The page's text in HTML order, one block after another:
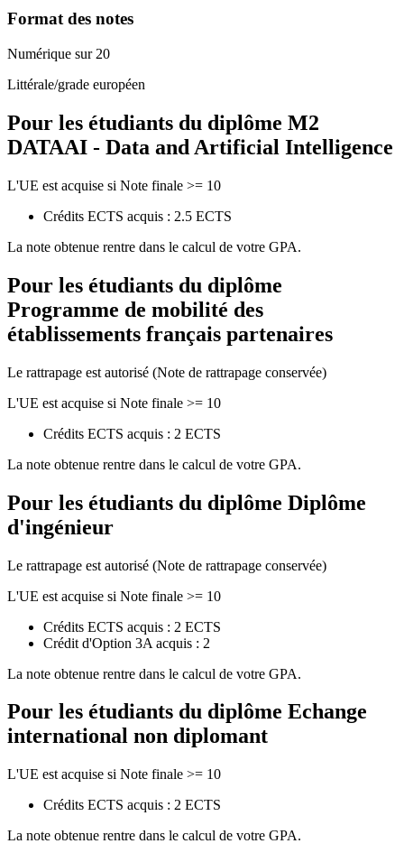
Format des notes
Numérique sur 20
Littérale/grade européen
Pour les étudiants du diplôme M2
DATAAI - Data and Artificial Intelligence
L'UE est acquise si Note finale >= 10
Crédits ECTS acquis : 2.5 ECTS
La note obtenue rentre dans le calcul de votre GPA.
Pour les étudiants du diplôme
Programme de mobilité des
établissements français partenaires
Le rattrapage est autorisé (Note de rattrapage conservée)
L'UE est acquise si Note finale >= 10
Crédits ECTS acquis : 2 ECTS
La note obtenue rentre dans le calcul de votre GPA.
Pour les étudiants du diplôme Diplôme
d'ingénieur
Le rattrapage est autorisé (Note de rattrapage conservée)
L'UE est acquise si Note finale >= 10
Crédits ECTS acquis : 2 ECTS
Crédit d'Option 3A acquis : 2
La note obtenue rentre dans le calcul de votre GPA.
Pour les étudiants du diplôme Echange
international non diplomant
L'UE est acquise si Note finale >= 10
Crédits ECTS acquis : 2 ECTS
La note obtenue rentre dans le calcul de votre GPA.